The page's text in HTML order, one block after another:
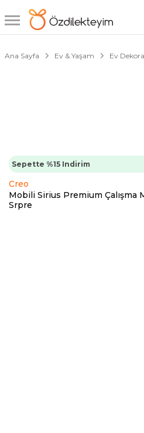
Ana Sayfa Ev & Yaşam Ev
Sepette %15 Indirim
Creo
Mobili Sirius Premium Çalışma
Srpre
1/4